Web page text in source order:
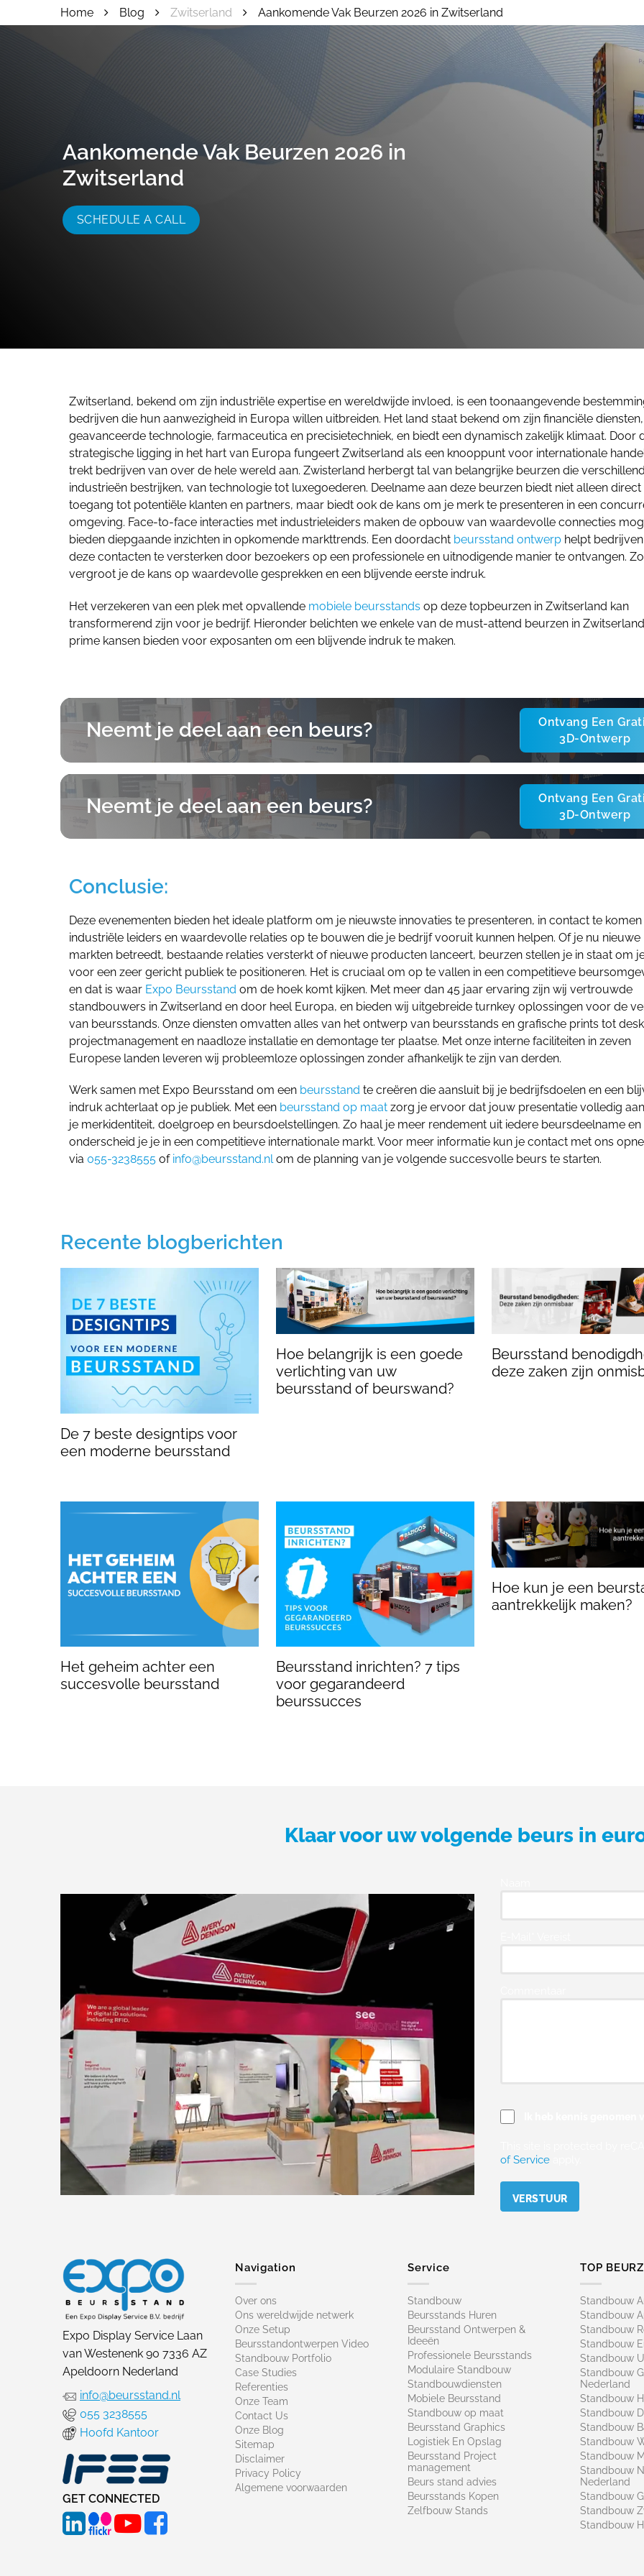
055 - 3238555
Huur Stand op Grootte
Home Blog Zwitserland Aankomende Vak Beurzen 2026 in Zwitserland
Aankomende Vak Beurzen 2026 in
Zwitserland
SCHEDULE A CALL
Zwitserland, bekend om zijn industriële expertise en wereldwijde invloed, is een toonaangevende
bedrijven die hun aanwezigheid in Europa willen uitbreiden. Het land staat bekend om zijn financiële diensten,
geavanceerde technologie, farmaceutica en precisietechniek, en biedt een dynamisch zakelijk klimaat. Door
strategische ligging in het hart van Europa fungeert Zwitserland als een knooppunt voor internationale
trekt bedrijven van over de hele wereld aan. Zwisterland herbergt tal van belangrijke beurzen die
industrieën bestrijken, van technologie tot luxegoederen. Deelname aan deze beurzen biedt niet alleen direct
toegang tot potentiële klanten en partners, maar biedt ook de kans om je merk te presenteren in een
omgeving. Face-to-face interacties met industrieleiders maken de opbouw van waardevolle connecties
bieden diepgaande inzichten in opkomende markttrends. Een doordacht beursstand ontwerp helpt
deze contacten te versterken door bezoekers op een professionele en uitnodigende manier te ontvangen. Zo
vergroot je de kans op waardevolle gesprekken en een blijvende eerste indruk.
Het verzekeren van een plek met opvallende mobiele beursstands op deze topbeurzen in Zwitserland kan
transformerend zijn voor je bedrijf. Hieronder belichten we enkele van de must-attend beurzen in
prime kansen bieden voor exposanten om een blijvende indruk te maken.
Neemt je deel aan een beurs?
Ontvang Een
3D-Ontwerp
Neemt je deel aan een beurs?
Ontvang Een
3D-Ontwerp
Conclusie:
Deze evenementen bieden het ideale platform om je nieuwste innovaties te presenteren, in contact te
industriële leiders en waardevolle relaties op te bouwen die je bedrijf vooruit kunnen helpen. Of je nu nieuwe
markten betreedt, bestaande relaties versterkt of nieuwe producten lanceert, beurzen stellen je in staat om
voor een zeer gericht publiek te positioneren. Het is cruciaal om op te vallen in een competitieve
en dat is waar Expo Beursstand om de hoek komt kijken. Met meer dan 45 jaar ervaring zijn wij vertrouwde
standbouwers in Zwitserland en door heel Europa, en bieden wij uitgebreide turnkey oplossingen voor de
van beursstands. Onze diensten omvatten alles van het ontwerp van beursstands en grafische prints tot
projectmanagement en naadloze installatie en demontage ter plaatse. Met onze interne faciliteiten in zeven
Europese landen leveren wij probleemloze oplossingen zonder afhankelijk te zijn van derden.
Werk samen met Expo Beursstand om een beursstand te creëren die aansluit bij je bedrijfsdoelen en een
indruk achterlaat op je publiek. Met een beursstand op maat zorg je ervoor dat jouw presentatie volledig
je merkidentiteit, doelgroep en beursdoelstellingen. Zo haal je meer rendement uit iedere beursdeelname en
onderscheid je je in een competitieve internationale markt. Voor meer informatie kun je contact met ons
via 055-3238555 of info@beursstand.nlom de planning van je volgende succesvolle beurs te starten.
Recente blogberichten
De 7 beste designtips voor
een moderne beursstand
Hoe belangrijk is een goede
verlichting van uw
beursstand of beurswand?
Beursstand
deze zaken zijn
Het geheim achter een
succesvolle beursstand
Beursstand inrichten? 7 tips
voor gegarandeerd
beurssucces
Hoe kun je een
aantrekkelijk maken?
Klaar voor uw volgende beurs in
of Service
Expo Display Service Laan
van Westenenk 90 7336 AZ
Apeldoorn Nederland
info@beursstand.nl
055 3238555
Hoofd Kantoor
GET CONNECTED
Navigation
Over ons
Ons wereldwijde netwerk
Onze Setup
Beursstandontwerpen Video
Standbouw Portfolio
Case Studies
Referenties
Onze Team
Contact Us
Onze Blog
Sitemap
Disclaimer
Privacy Policy
Algemene voorwaarden
Service
Standbouw
Beursstands Huren
Beursstand Ontwerpen &
Ideeën
Professionele Beursstands
Modulaire Standbouw
Standbouwdiensten
Mobiele Beursstand
Standbouw op maat​
Beursstand Graphics
Logistiek En Opslag
Beursstand Project
management
Beurs stand advies
Beursstands Kopen
Zelfbouw Stands
TOP
Standbouw
Standbouw
Standbouw
Standbouw
Standbouw
Standbouw
Nederland
Standbouw
Standbouw
Standbouw
Standbouw
Standbouw
Standbouw
Nederland
Standbouw
Standbouw
Standbouw